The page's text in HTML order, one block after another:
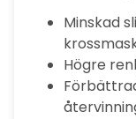
Minskad
Högre